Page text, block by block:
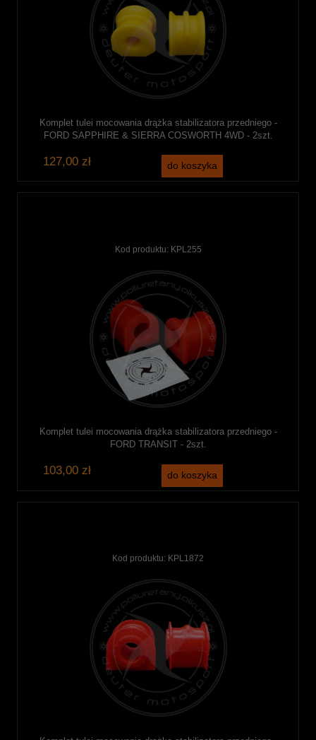
Komplet tulei mocowania drążka stabilizatora przedniego -
FORD SAPPHIRE & SIERRA COSWORTH 4WD - 2szt.
127,00 zł do koszyka
Kod produktu: KPL255
Komplet tulei mocowania drążka stabilizatora przedniego -
FORD TRANSIT - 2szt.
103,00 zł do koszyka
Kod produktu: KPL1872